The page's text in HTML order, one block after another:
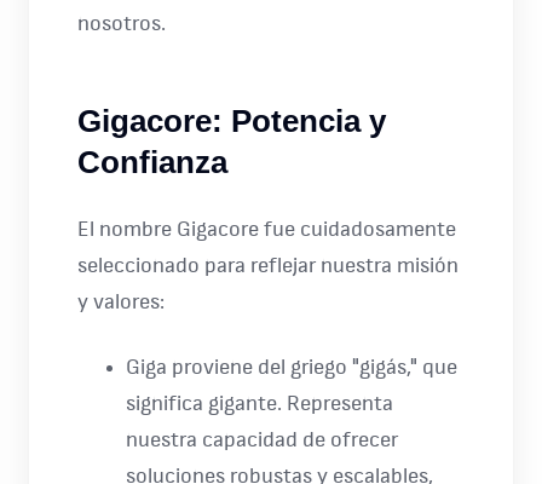
nosotros.
Gigacore: Potencia y
Confianza
El nombre Gigacore fue cuidadosamente
seleccionado para reflejar nuestra misión
y valores:
Giga proviene del griego "gigás," que
significa gigante. Representa
nuestra capacidad de ofrecer
soluciones robustas y escalables,